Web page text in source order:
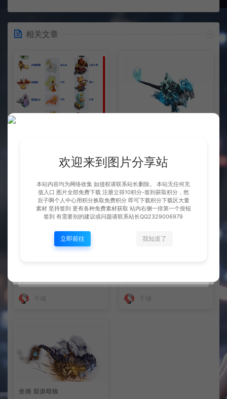
相关文章
千城
坐骑 双俱暗狼
欢迎来到图片分享站
本站内容均为网络收集 如侵权请联系站长删除。 本站无任何充
值入口 图片全部免费下载 注册立得10积分-签到获取积分，然
后子啊个人中心用积分换取免费积分 即可下载积分下载区大量
素材 坚持签到 更有各种免费素材获取 站内右侧一排第一个按钮
签到 有需要别的建议或问题请联系站长QQ2329006979
立即前往 我知道了